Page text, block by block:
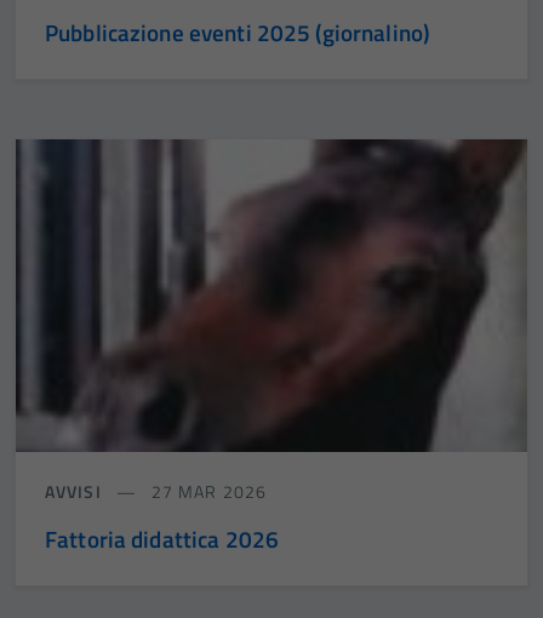
Pubblicazione eventi 2025 (giornalino)
AVVISI 27 MAR 2026
Fattoria didattica 2026